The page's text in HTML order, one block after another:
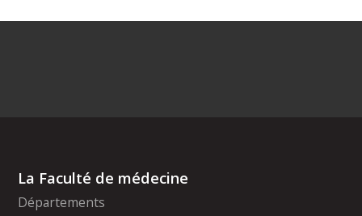
La Faculté de médecine
Départements